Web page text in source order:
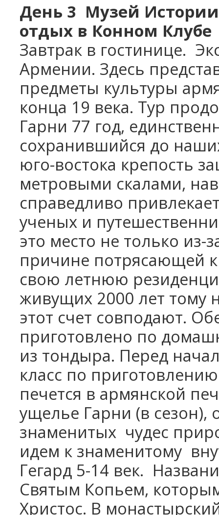
День 3 Музей
отдых в Конном Клубе
Завтрак в гостинице.
Армении. Здесь
предметы культуры
конца 19 века. Тур
Гарни 77 год,
сохранившийся до
юго-востока крепость
метровыми скалами,
справедливо
ученых и
это место не только из-
причине потрясающей
свою летнюю
живущих 2000 лет тому
этот счет совподают.
приготовлено по
из тондыра. Перед
класс по
печется в армянской
ущелье Гарни (в сезон),
знаменитых чудес
идем к знаменитому
Гегард 5-14 век.
Святым Копьем,
Христос. В